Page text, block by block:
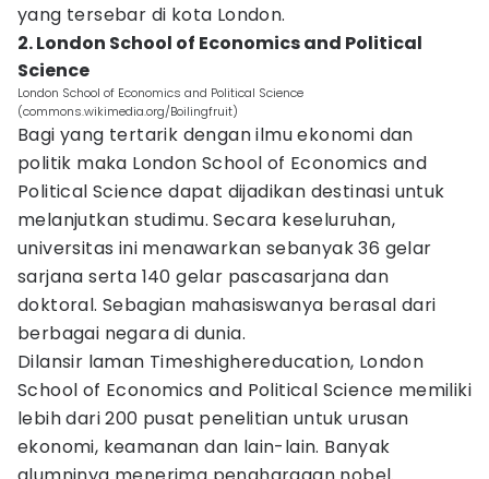
yang tersebar di kota London.
2. London School of Economics and Political
Science
London School of Economics and Political Science
(commons.wikimedia.org/Boilingfruit)
Bagi yang tertarik dengan ilmu ekonomi dan
politik maka London School of Economics and
Political Science dapat dijadikan destinasi untuk
melanjutkan studimu. Secara keseluruhan,
universitas ini menawarkan sebanyak 36 gelar
sarjana serta 140 gelar pascasarjana dan
doktoral. Sebagian mahasiswanya berasal dari
berbagai negara di dunia.
Dilansir laman Timeshighereducation, London
School of Economics and Political Science memiliki
lebih dari 200 pusat penelitian untuk urusan
ekonomi, keamanan dan lain-lain. Banyak